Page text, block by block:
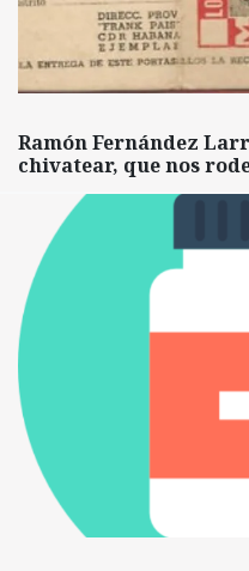
Ramón Fernández
chivatear, que nos